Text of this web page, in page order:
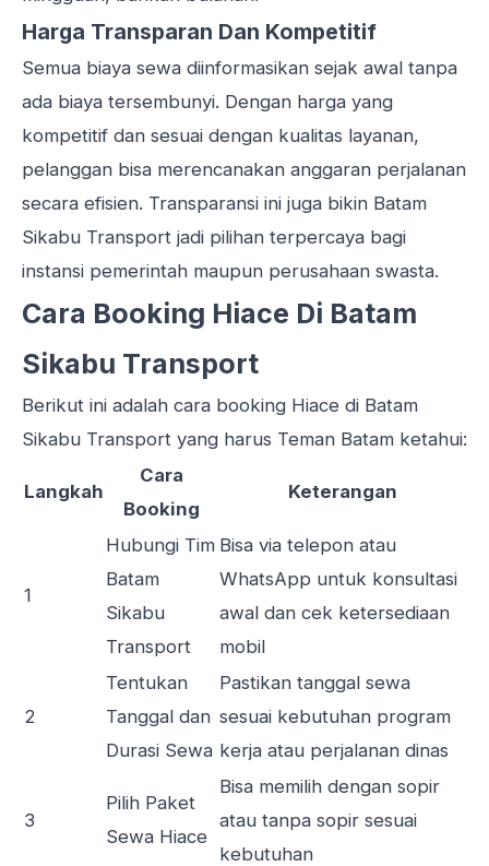
Harga Transparan Dan Kompetitif
Semua biaya sewa diinformasikan sejak awal tanpa
ada biaya tersembunyi. Dengan harga yang
kompetitif dan sesuai dengan kualitas layanan,
pelanggan bisa merencanakan anggaran perjalanan
secara efisien. Transparansi ini juga bikin Batam
Sikabu Transport jadi pilihan terpercaya bagi
instansi pemerintah maupun perusahaan swasta.
Cara Booking Hiace Di Batam
Sikabu Transport
Berikut ini adalah cara booking Hiace di Batam
Sikabu Transport yang harus Teman Batam ketahui:
Langkah
Cara
Booking
Keterangan
1
Hubungi Tim
Batam
Sikabu
Transport
Bisa via telepon atau
WhatsApp untuk konsultasi
awal dan cek ketersediaan
mobil
2
Tentukan
Tanggal dan
Durasi Sewa
Pastikan tanggal sewa
sesuai kebutuhan program
kerja atau perjalanan dinas
3
Pilih Paket
Sewa Hiace
Bisa memilih dengan sopir
atau tanpa sopir sesuai
kebutuhan